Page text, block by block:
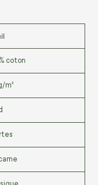
coton
m²